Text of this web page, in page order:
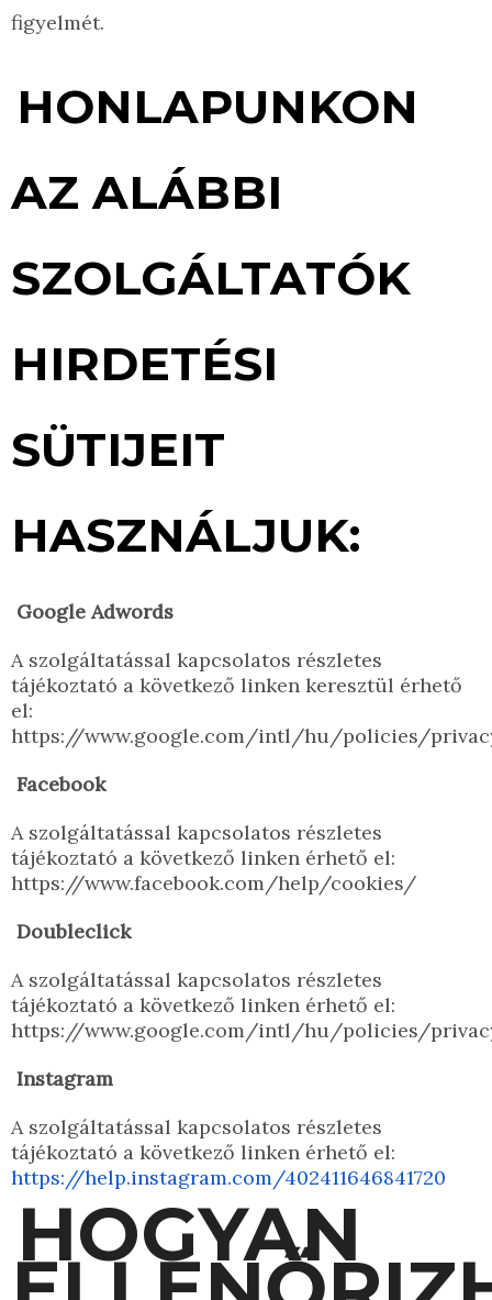
figyelmét.
HONLAPUNKON
AZ ALÁBBI
SZOLGÁLTATÓK
HIRDETÉSI
SÜTIJEIT
HASZNÁLJUK:
Google Adwords
A szolgáltatással kapcsolatos részletes
tájékoztató a következő linken keresztül érhető
el:
https://www.google.com/intl/hu/policies/
Facebook
A szolgáltatással kapcsolatos részletes
tájékoztató a következő linken érhető el:
https://www.facebook.com/help/cookies/
Doubleclick
A szolgáltatással kapcsolatos részletes
tájékoztató a következő linken érhető el:
https://www.google.com/intl/hu/policies/
Instagram
A szolgáltatással kapcsolatos részletes
tájékoztató a következő linken érhető el:
https://help.instagram.com/402411646841720
HOGYAN